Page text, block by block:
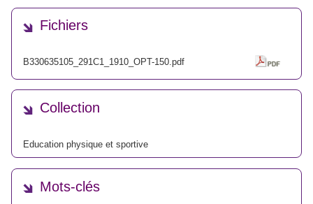
Fichiers
B330635105_291C1_1910_OPT-150.pdf
Collection
Education physique et sportive
Mots-clés